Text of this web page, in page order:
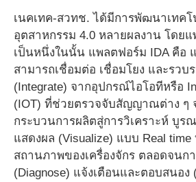
เนคเทค-สวทช. ได้มีการพัฒนาเทคโ
อุตสาหกรรม 4.0 หลายผลงาน โดย
เป็นหนึ่งในนั้น แพลตฟอร์ม IDA คือ
สามารถเชื่อมต่อ เชื่อมโยง และรวบ
(Integrate) จากอุปกรณ์ไอโอทีหรือ
(IOT) ที่ช่วยตรวจจับสัญญาณต่าง ๆ
กระบวนการผลิตสู่การวิเคราะห์ บูร
แสดงผล (Visualize) แบบ Real time
สถานภาพของเครื่องจักร ตลอดจนก
(Diagnose) แจ้งเตือนและตอบสนอง